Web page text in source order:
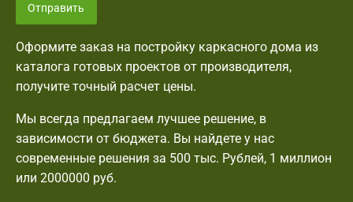
Отправить
Оформите заказ на постройку каркасного дома из
каталога готовых проектов от производителя,
получите точный расчет цены.
Мы всегда предлагаем лучшее решение, в
зависимости от бюджета. Вы найдете у нас
современные решения за 500 тыс. Рублей, 1 миллион
или 2000000 руб.